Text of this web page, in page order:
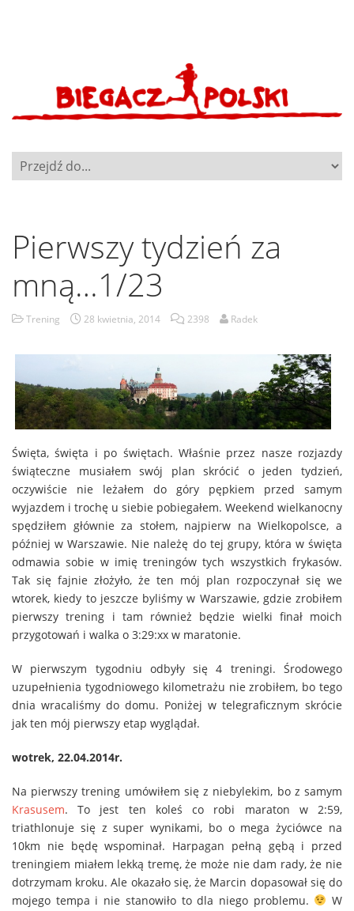
Pierwszy tydzień za
mną…1/23
Trening 28 kwietnia, 2014 2398 Radek
Święta, święta i po świętach. Właśnie przez nasze rozjazdy
świąteczne musiałem swój plan skrócić o jeden tydzień,
oczywiście nie leżałem do góry pępkiem przed samym
wyjazdem i trochę u siebie pobiegałem. Weekend wielkanocny
spędziłem głównie za stołem, najpierw na Wielkopolsce, a
później w Warszawie. Nie należę do tej grupy, która w święta
odmawia sobie w imię treningów tych wszystkich frykasów.
Tak się fajnie złożyło, że ten mój plan rozpoczynał się we
wtorek, kiedy to jeszcze byliśmy w Warszawie, gdzie zrobiłem
pierwszy trening i tam również będzie wielki finał moich
przygotowań i walka o 3:29:xx w maratonie.
W pierwszym tygodniu odbyły się 4 treningi. Środowego
uzupełnienia tygodniowego kilometrażu nie zrobiłem, bo tego
dnia wracaliśmy do domu. Poniżej w telegraficznym skrócie
jak ten mój pierwszy etap wyglądał.
wotrek, 22.04.2014r.
Na pierwszy trening umówiłem się z niebylekim, bo z samym
Krasusem. To jest ten koleś co robi maraton w 2:59,
triathlonuje się z super wynikami, bo o mega życiówce na
10km nie będę wspominał. Harpagan pełną gębą i przed
treningiem miałem lekką tremę, że może nie dam rady, że nie
dotrzymam kroku. Ale okazało się, że Marcin dopasował się do
mojego tempa i nie stanowiło to dla niego problemu.
W